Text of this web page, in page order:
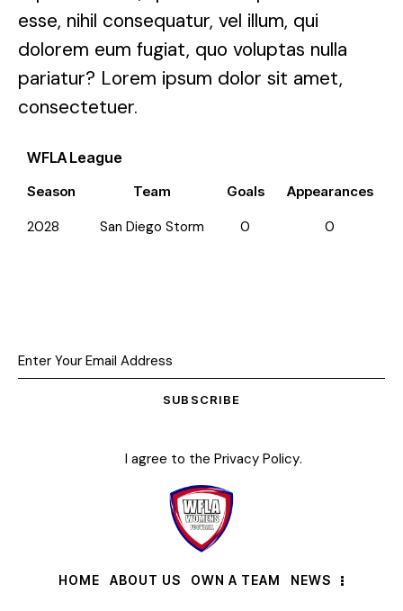
esse, nihil consequatur, vel illum, qui
dolorem eum fugiat, quo voluptas nulla
pariatur? Lorem ipsum dolor sit amet,
consectetuer.
WFLA League
Season Team Goals Appearances
2028 San Diego Storm 0 0
SUBSCRIBE
I agree to the Privacy Policy.
HOME ABOUT US OWN A TEAM NEWS